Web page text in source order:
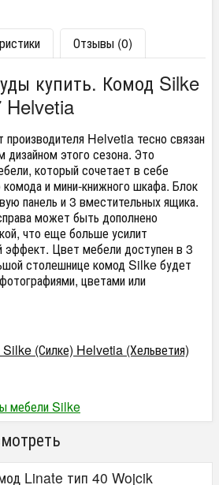
Отзывы (0)
купить. Комод Silke
Helvetia
Helvetia тесно связан
этого сезона. Это
который сочетает в себе
комода и мини-книжного шкафа. Блок
панель и 3 вместительных ящика.
может быть дополнено
что еще больше усилит
эффект. Цвет мебели доступен в 3
столешнице комод Silke будет
цветами или
(Силке) Helvetia (Хельветия)
мебели Silke
Linate тип 40 Wojcik